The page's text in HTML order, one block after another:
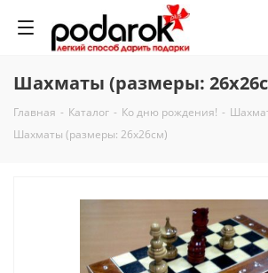
Шахматы (размеры:
Главная - Каталог - Ко дню рождения! -
Шахматы (размеры: 26х26см)